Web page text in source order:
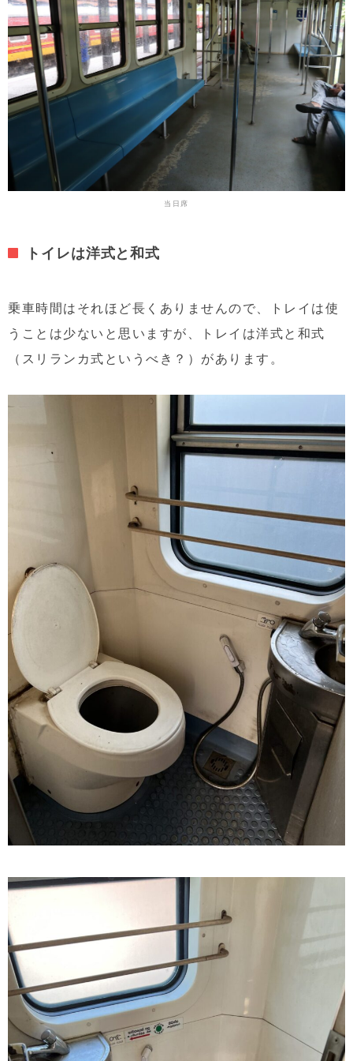
当日席
トイレは洋式と和式
乗車時間はそれほど長くありませんので、トレイは使
うことは少ないと思いますが、トレイは洋式と和式
（スリランカ式というべき？）があります。